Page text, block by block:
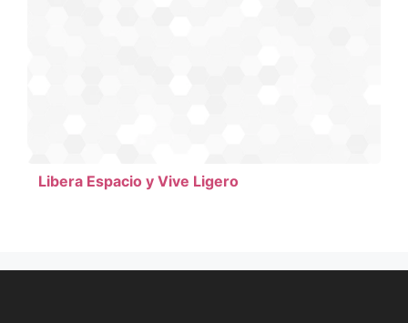
Libera Espacio y Vive Ligero